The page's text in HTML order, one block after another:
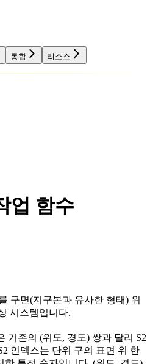
통합 리소스
업 함수
구면(지구본과 유사한 형태) 위
시스템입니다.
기존의 (위도, 경도) 쌍과 달리 S2
인덱스는 단위 구의 표면 위 한